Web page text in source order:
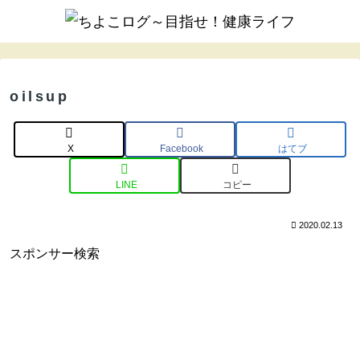
oilsup
X Facebook はてブ
LINE コピー
2020.02.13
スポンサー検索